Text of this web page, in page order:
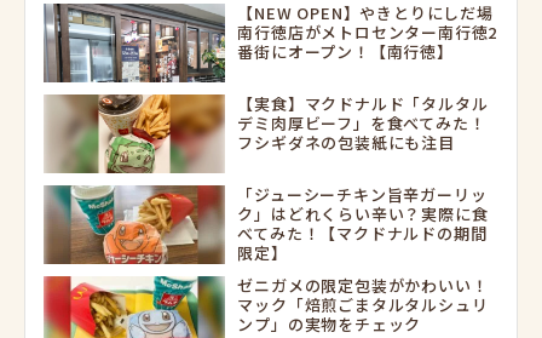
【NEW OPEN】やきとりにしだ場
南行徳店がメトロセンター南行徳2
番街にオープン！【南行徳】
【実食】マクドナルド「タルタル
デミ肉厚ビーフ」を食べてみた！
フシギダネの包装紙にも注目
「ジューシーチキン旨辛ガーリッ
ク」はどれくらい辛い？実際に食
べてみた！【マクドナルドの期間
限定】
ゼニガメの限定包装がかわいい！
マック「焙煎ごまタルタルシュリ
ンプ」の実物をチェック